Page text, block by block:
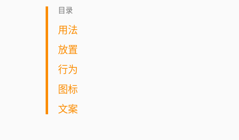
目录
用法
放置
行为
图标
文案